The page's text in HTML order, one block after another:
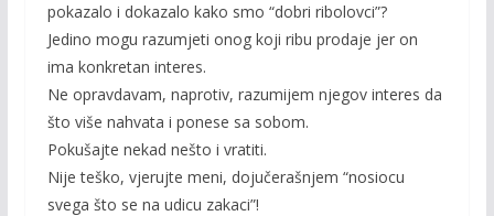
pokazalo i dokazalo kako smo “dobri ribolovci”?
Jedino mogu razumjeti onog koji ribu prodaje jer on
ima konkretan interes.
Ne opravdavam, naprotiv, razumijem njegov interes da
što više nahvata i ponese sa sobom.
Pokušajte nekad nešto i vratiti.
Nije teško, vjerujte meni, dojučerašnjem “nosiocu
svega što se na udicu zakaci”!